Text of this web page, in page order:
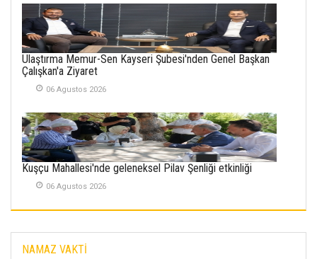
Merve Şimşek
İlgi Alanlarımız ve Biz
02 Ekim 2025
Rizespor’la Nihayet 3
puana Ulaştı
01 Mayis 2026
Ulaştırma Memur-Sen Kayseri Şubesi'nden Genel Başkan
Çalışkan'a Ziyaret
06 Agustos 2026
Kuşçu Mahallesi'nde geleneksel Pilav Şenliği etkinliği
06 Agustos 2026
NAMAZ VAKTİ